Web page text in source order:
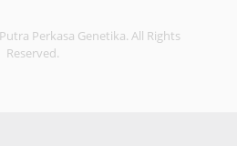
Perkasa Genetika. All Rights
Reserved.